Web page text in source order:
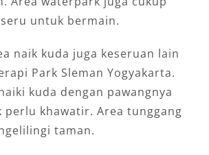
untuk bermain.
naik kuda juga keseruan lain
Park Sleman Yogyakarta.
kuda dengan pawangnya
perlu khawatir. Area tunggang
taman.